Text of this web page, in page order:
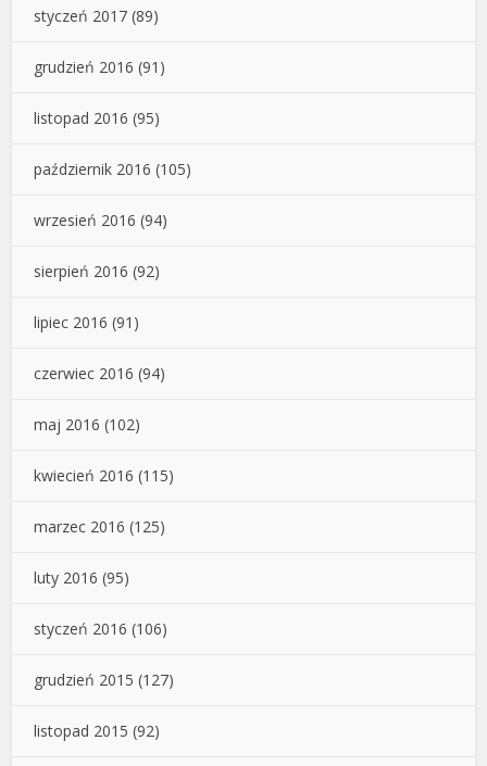
styczeń 2017 (89)
grudzień 2016 (91)
listopad 2016 (95)
październik 2016 (105)
wrzesień 2016 (94)
sierpień 2016 (92)
lipiec 2016 (91)
czerwiec 2016 (94)
maj 2016 (102)
kwiecień 2016 (115)
marzec 2016 (125)
luty 2016 (95)
styczeń 2016 (106)
grudzień 2015 (127)
listopad 2015 (92)